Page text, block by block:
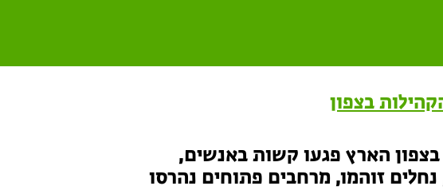
בצפון
הארץ פגעו קשות באנשים,
זוהמו, מרחבים פתוחים נהרסו